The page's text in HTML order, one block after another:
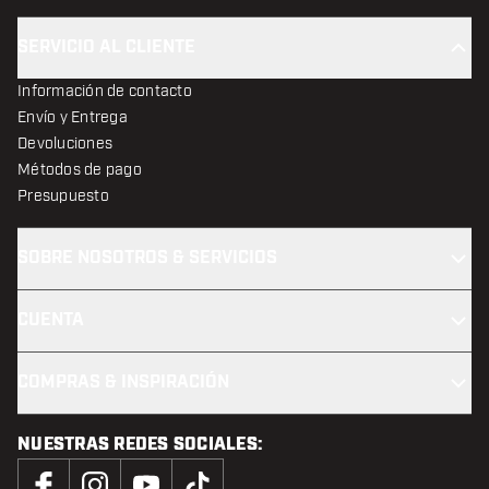
Información de contacto
Envío y Entrega
Devoluciones
Métodos de pago
Presupuesto
NUESTRAS REDES SOCIALES: